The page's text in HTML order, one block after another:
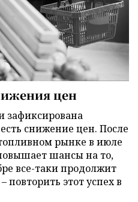
цен
зафиксирована
снижение цен. После
рынке в июле
шансы на то,
все-таки продолжит
повторить этот успех в